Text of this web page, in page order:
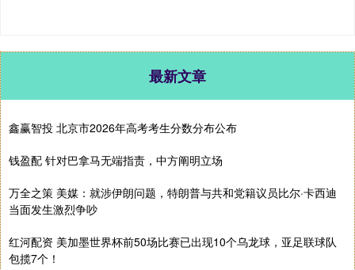
最新文章
鑫赢智投 北京市2026年高考考生分数分布公布
钱盈配 针对巴拿马无端指责，中方阐明立场
万全之策 美媒：就涉伊朗问题，特朗普与共和党籍议员比尔·卡西迪
当面发生激烈争吵
红河配资 美加墨世界杯前50场比赛已出现10个乌龙球，亚足联球队
包揽7个！